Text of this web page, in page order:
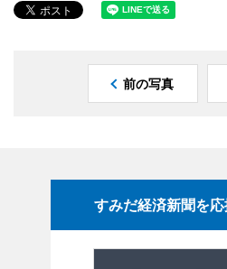
前の写真
すみだ経済新聞を